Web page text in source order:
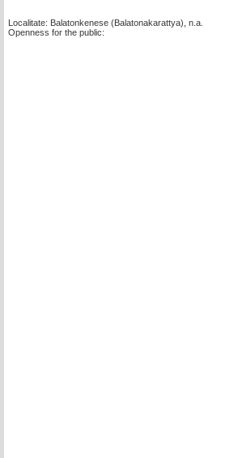
Localitate: Balatonkenese (Balatonakarattya), n.a.
Openness for the public: